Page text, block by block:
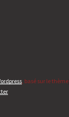
, basé sur le thème